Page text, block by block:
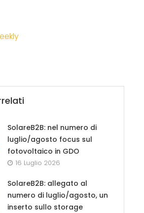
SolareB2B: nel numero di
luglio/agosto focus sul
fotovoltaico in GDO
16 Luglio 2026
SolareB2B: allegato al
numero di luglio/agosto, un
inserto sullo storage